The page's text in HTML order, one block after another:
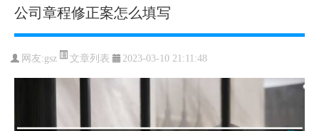
公司章程修正案怎么填写
网友:gsz 文章列表 2023-03-10 21:11:48